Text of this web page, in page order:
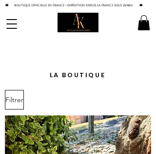
🚚 BOUTIQUE OFFICIELLE EN FRANCE / Expédition depuis la France sous 24/48h 🚚
LA BOUTIQUE
Filtrer